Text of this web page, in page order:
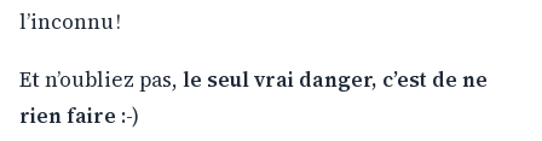
l’inconnu !
Et n’oubliez pas, le seul vrai danger, c’est de ne
rien faire :-)